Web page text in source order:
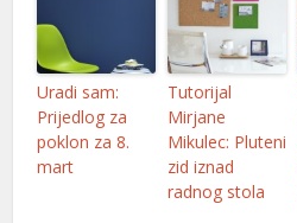
Uradi sam:
Prijedlog za
poklon za 8.
mart
Tutorijal
Mirjane
Mikulec: Pluteni
zid iznad
radnog stola